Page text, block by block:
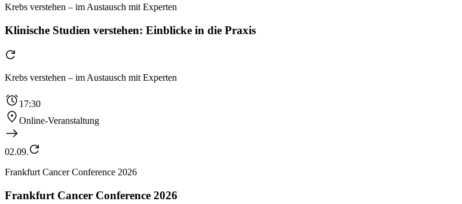
Krebs verstehen – im Austausch mit Experten
Klinische Studien verstehen: Einblicke in die Praxis
Krebs verstehen – im Austausch mit Experten
17:30
Online-Veranstaltung
02.09.
Frankfurt Cancer Conference 2026
Frankfurt Cancer Conference 2026